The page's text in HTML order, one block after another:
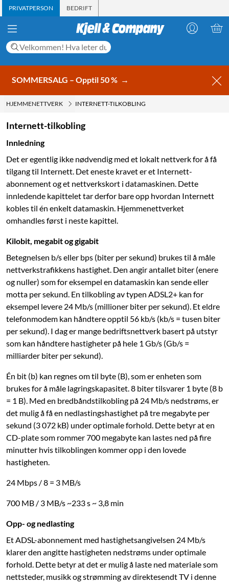
PRIVATPERSON BEDRIFT
SOMMERSALG – Opptil 50 % →
HJEMMENETTVERK INTERNETT-TILKOBLING
Internett-tilkobling
Innledning
Det er egentlig ikke nødvendig med et lokalt nettverk for å få
tilgang til Internett. Det eneste kravet er et Internett-
abonnement og et nettverkskort i datamaskinen. Dette
innledende kapittelet tar derfor bare opp hvordan Internett
kobles til én enkelt datamaskin. Hjemmenettverket
omhandles først i neste kapittel.
Kilobit, megabit og gigabit
Betegnelsen b/s eller bps (biter per sekund) brukes til å måle
nettverkstrafikkens hastighet. Den angir antallet biter (enere
og nuller) som for eksempel en datamaskin kan sende eller
motta per sekund. En tilkobling av typen ADSL2+ kan for
eksempel levere 24 Mb/s (millioner biter per sekund). Et eldre
telefonmodem kan håndtere opptil 56 kb/s (kb/s = tusen biter
per sekund). I dag er mange bedriftsnettverk basert på utstyr
som kan håndtere hastigheter på hele 1 Gb/s (Gb/s =
milliarder biter per sekund).
Én bit (b) kan regnes om til byte (B), som er enheten som
brukes for å måle lagringskapasitet. 8 biter tilsvarer 1 byte (8 b
= 1 B). Med en bredbåndstilkobling på 24 Mb/s nedstrøms, er
det mulig å få en nedlastingshastighet på tre megabyte per
sekund (3 072 kB) under optimale forhold. Dette betyr at en
CD-plate som rommer 700 megabyte kan lastes ned på fire
minutter hvis tilkoblingen kommer opp i den lovede
hastigheten.
24 Mbps / 8 = 3 MB/s
700 MB / 3 MB/s ~233 s ~ 3,8 min
Opp- og nedlasting
Et ADSL-abonnement med hastighetsangivelsen 24 Mb/s
klarer den angitte hastigheten nedstrøms under optimale
forhold. Dette betyr at det er mulig å laste ned materiale som
nettsteder, musikk og strømming av direktesendt TV i denne